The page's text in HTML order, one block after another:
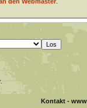
Kontakt-